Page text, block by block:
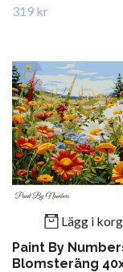
319 kr
Lägg i
Paint By
Blomsteräng